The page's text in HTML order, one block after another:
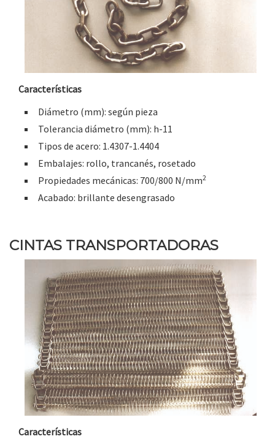
Características
Diámetro (mm): según pieza
Tolerancia diámetro (mm): h-11
Tipos de acero: 1.4307-1.4404
Embalajes: rollo, trancanés, rosetado
Propiedades mecánicas: 700/800 N/mm2
Acabado: brillante desengrasado
CINTAS TRANSPORTADORAS
Características